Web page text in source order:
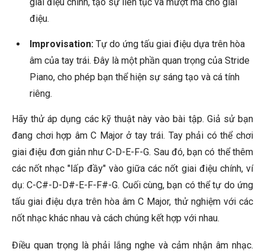
điệu.
Improvisation: Tự do ứng tấu giai điệu dựa trên hòa
âm của tay trái. Đây là một phần quan trọng của Stride
Piano, cho phép bạn thể hiện sự sáng tạo và cá tính
riêng.
Hãy thử áp dụng các kỹ thuật này vào bài tập. Giả sử bạn
đang chơi hợp âm C Major ở tay trái. Tay phải có thể chơi
giai điệu đơn giản như C-D-E-F-G. Sau đó, bạn có thể thêm
các nốt nhạc "lấp đầy" vào giữa các nốt giai điệu chính, ví
dụ: C-C#-D-D#-E-F-F#-G. Cuối cùng, bạn có thể tự do ứng
tấu giai điệu dựa trên hòa âm C Major, thử nghiệm với các
nốt nhạc khác nhau và cách chúng kết hợp với nhau.
Điều quan trọng là phải lắng nghe và cảm nhận âm nhạc.